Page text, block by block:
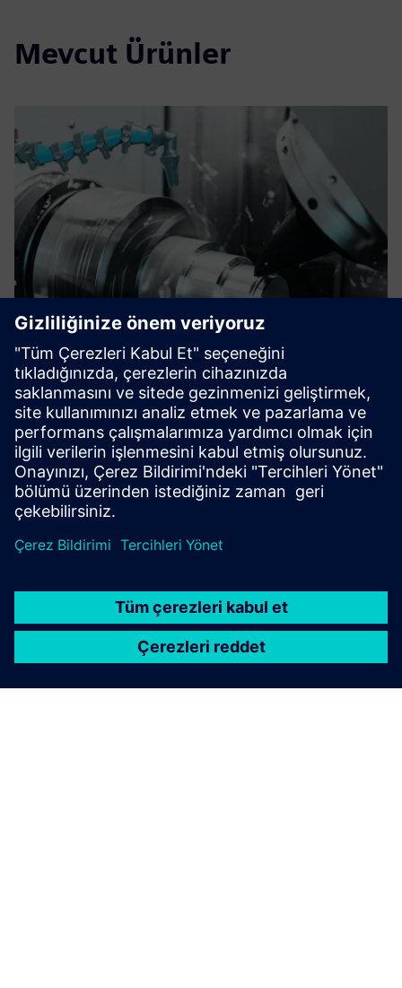
Mevcut Ürünler
Digitalization for your shop floor
Solutions that empower the digitalization in the shop floor.
Daha fazla bilgi edinin